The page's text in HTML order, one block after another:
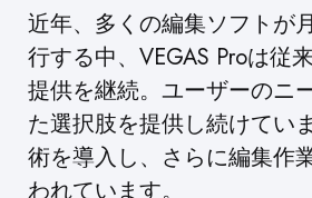
近年、多くの編集ソフトが
行する中、VEGAS Proは従
提供を継続。ユーザーのニ
た選択肢を提供し続けてい
術を導入し、さらに編集作
われています。